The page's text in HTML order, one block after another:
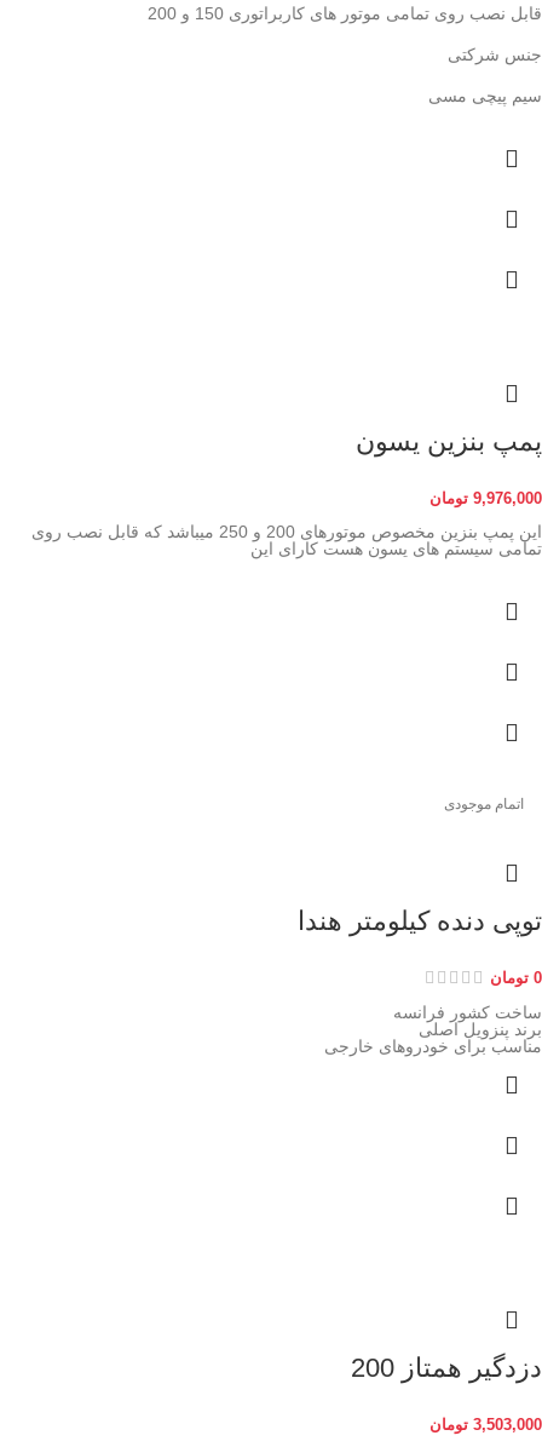
قابل نصب روی تمامی موتور های کاربراتوری 150 و 200
جنس شرکتی
سیم پیچی مسی
پمپ بنزین یسون
9,976,000 تومان
این پمپ بنزین مخصوص موتورهای 200 و 250 میباشد که قابل نصب روی
تمامی سیستم های یسون هست کارای این
اتمام موجودی
توپی دنده کیلومتر هندا
0 تومان
ساخت کشور فرانسه
برند پنزویل اصلی
مناسب برای خودروهای خارجی
دزدگیر همتاز 200
3,503,000 تومان